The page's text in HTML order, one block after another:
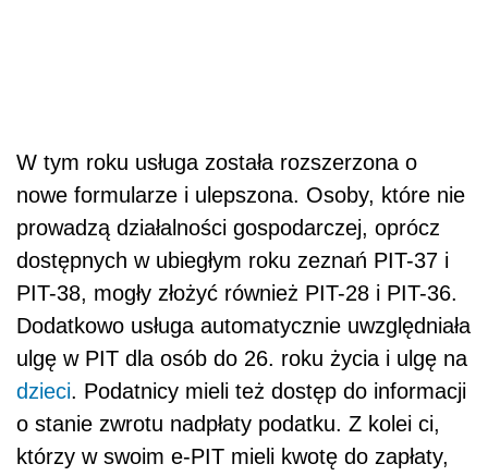
W tym roku usługa została rozszerzona o
nowe formularze i ulepszona. Osoby, które nie
prowadzą działalności gospodarczej, oprócz
dostępnych w ubiegłym roku zeznań PIT-37 i
PIT-38, mogły złożyć również PIT-28 i PIT-36.
Dodatkowo usługa automatycznie uwzględniała
ulgę w PIT dla osób do 26. roku życia i ulgę na
dzieci. Podatnicy mieli też dostęp do informacji
o stanie zwrotu nadpłaty podatku. Z kolei ci,
którzy w swoim e-PIT mieli kwotę do zapłaty,